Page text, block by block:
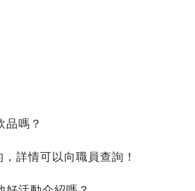
品嗎？
詳情可以向職員查詢！